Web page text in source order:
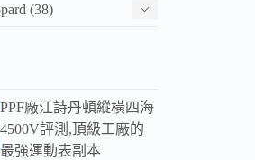
(38)
PPF廠江詩丹頓縱橫四海
4500V評測,頂級工廠的
最強運動表副本